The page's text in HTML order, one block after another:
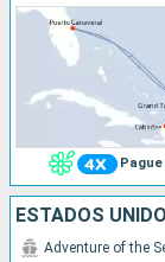
Pague
ESTADOS
Adventure of the